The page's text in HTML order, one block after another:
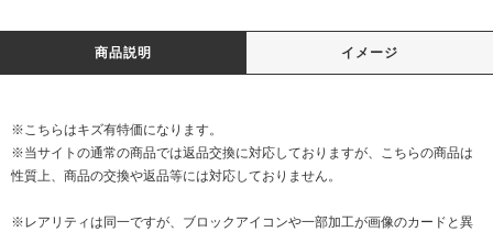
商品説明 イメージ
※こちらはキズ有特価になります。
※当サイトの通常の商品では返品交換に対応しておりますが、こちらの商品は
性質上、商品の交換や返品等には対応しておりません。
※レアリティは同一ですが、ブロックアイコンや一部加工が画像のカードと異